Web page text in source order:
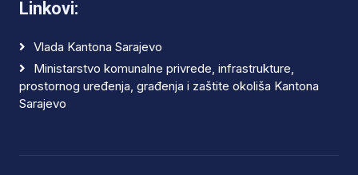
Linkovi:
Vlada Kantona Sarajevo
Ministarstvo komunalne privrede, infrastrukture,
prostornog uređenja, građenja i zaštite okoliša Kantona
Sarajevo